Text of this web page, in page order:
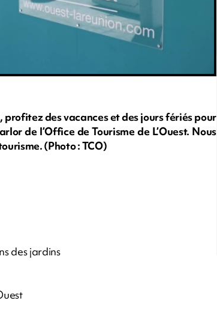
des vacances et des jours fériés pour
de l’Office de Tourisme de L’Ouest. Nous
(Photo : TCO)
des jardins